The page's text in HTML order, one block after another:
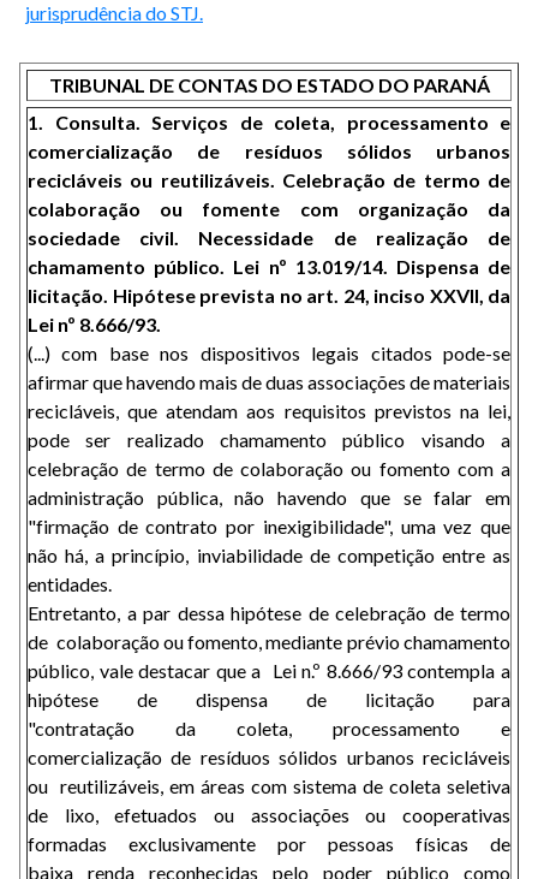
jurisprudência do STJ.
TRIBUNAL DE CONTAS DO ESTADO DO PARANÁ
1. Consulta. Serviços de coleta, processamento e
comercialização de resíduos sólidos urbanos
recicláveis ou reutilizáveis. Celebração de termo de
colaboração ou fomente com organização da
sociedade civil. Necessidade de realização de
chamamento público. Lei nº 13.019/14. Dispensa de
licitação. Hipótese prevista no art. 24, inciso XXVII, da
Lei nº 8.666/93.
(...) com base nos dispositivos legais citados pode-se
afirmar que havendo mais de duas associações de materiais
recicláveis, que atendam aos requisitos previstos na lei,
pode ser realizado chamamento público visando a
celebração de termo de colaboração ou fomento com a
administração pública, não havendo que se falar em
"firmação de contrato por inexigibilidade", uma vez que
não há, a princípio, inviabilidade de competição entre as
entidades.
Entretanto, a par dessa hipótese de celebração de termo
de colaboração ou fomento, mediante prévio chamamento
público, vale destacar que a Lei n.º 8.666/93 contempla a
hipótese de dispensa de licitação para
"contratação da coleta, processamento e
comercialização de resíduos sólidos urbanos recicláveis
ou reutilizáveis, em áreas com sistema de coleta seletiva
de lixo, efetuados ou associações ou cooperativas
formadas exclusivamente por pessoas físicas de
baixa renda reconhecidas pelo poder público como